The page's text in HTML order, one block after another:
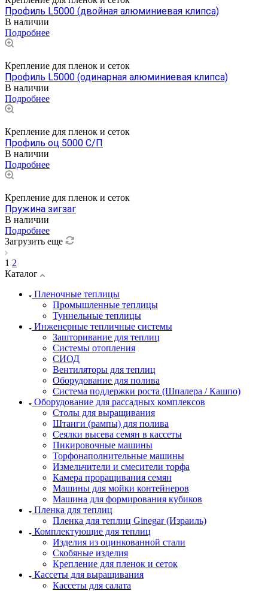
Профиль L5000 (двойная алюминиевая клипса)
В наличии
Подробнее
Крепление для пленок и сеток
Профиль L5000 (одинарная алюминиевая клипса)
В наличии
Подробнее
Крепление для пленок и сеток
Профиль оц 5000 С/П
В наличии
Подробнее
Крепление для пленок и сеток
Пружина зигзаг
В наличии
Подробнее
Загрузить еще
1 2
Каталог
Пленочные теплицы
Промышленные теплицы
Туннельные теплицы
Инженерные тепличные системы
Зашторивание для теплиц
Системы отопления
СИОД
Вентиляторы для теплиц
Оборудование для полива
Система поддержки роста (Шпалера / Кашпо)
Оборудование для рассадных комплексов
Столы для выращивания
Штанги (рампы) для полива
Сеялки высева семян в кассеты
Пикировочные машины
Торфонаполнительные машины
Измельчители и смесители торфа
Камера проращивания семян
Машины для мойки контейнеров
Машина для формирования кубиков
Пленка для теплиц
Пленка для теплиц Ginegar (Израиль)
Комплектующие для теплиц
Изделия из оцинкованной стали
Скобяные изделия
Крепление для пленок и сеток
Кассеты для выращивания
Кассеты для салата